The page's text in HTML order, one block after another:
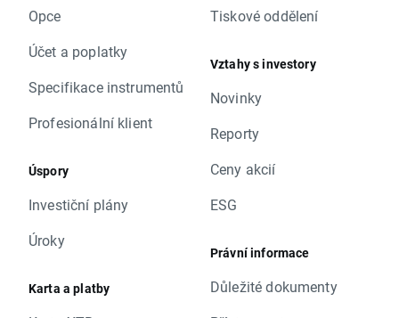
Opce
Účet a poplatky
Specifikace instrumentů
Profesionální klient
Úspory
Investiční plány
Úroky
Karta a platby
Tiskové oddělení
Vztahy s investory
Novinky
Reporty
Ceny akcií
ESG
Právní informace
Důležité dokumenty